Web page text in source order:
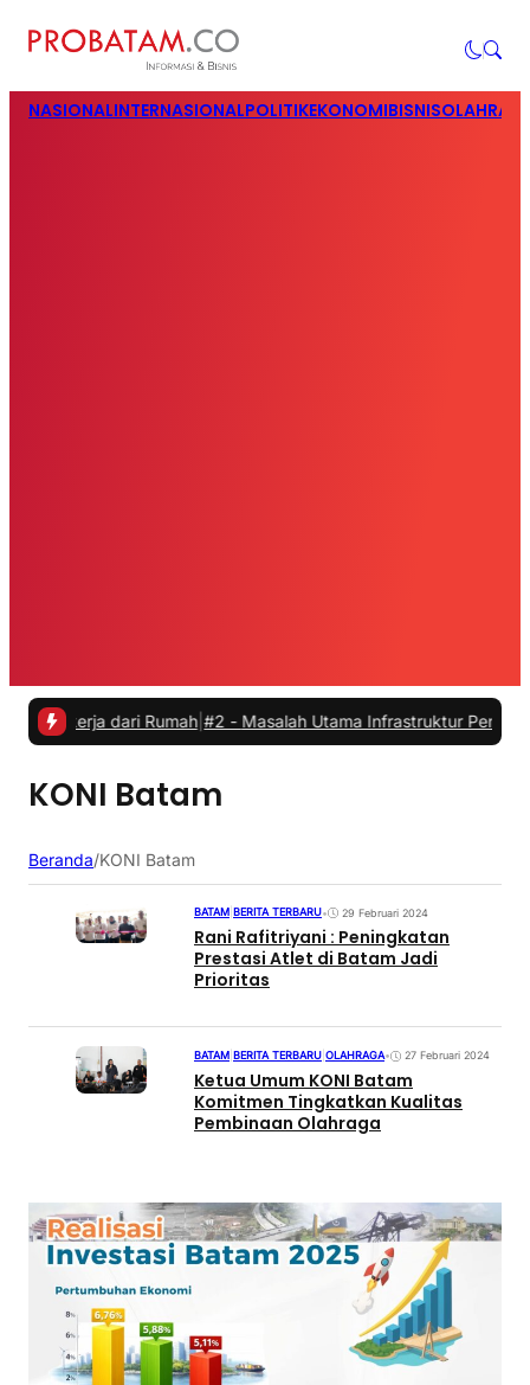
NASIONALINTERNASIONALPOLITIKEKONOMIBISNIS
dari Rumah|#2 -Masalah Utama Infrastruktur Pengisian
KONI Batam
Beranda/KONI Batam
BATAM BERITA TERBARU• 29 Februari 2024
Rani Rafitriyani : Peningkatan
Prestasi Atlet di Batam Jadi
Prioritas
BATAM BERITA TERBARU OLAHRAGA• 27 Februari 2024
Ketua Umum KONI Batam
Komitmen Tingkatkan Kualitas
Pembinaan Olahraga